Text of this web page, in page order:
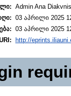
Admin Ana
03 აპრილი 2025
03 აპრილი 2025
http://